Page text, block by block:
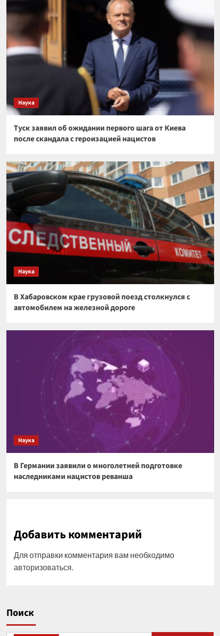
Наука
Туск заявил об ожидании первого шага от Киева
после скандала с героизацией нацистов
Наука
В Хабаровском крае грузовой поезд столкнулся с
автомобилем на железной дороге
Наука
В Германии заявили о многолетней подготовке
наследниками нацистов реванша
Добавить комментарий
Для отправки комментария вам необходимо
авторизоваться.
Поиск